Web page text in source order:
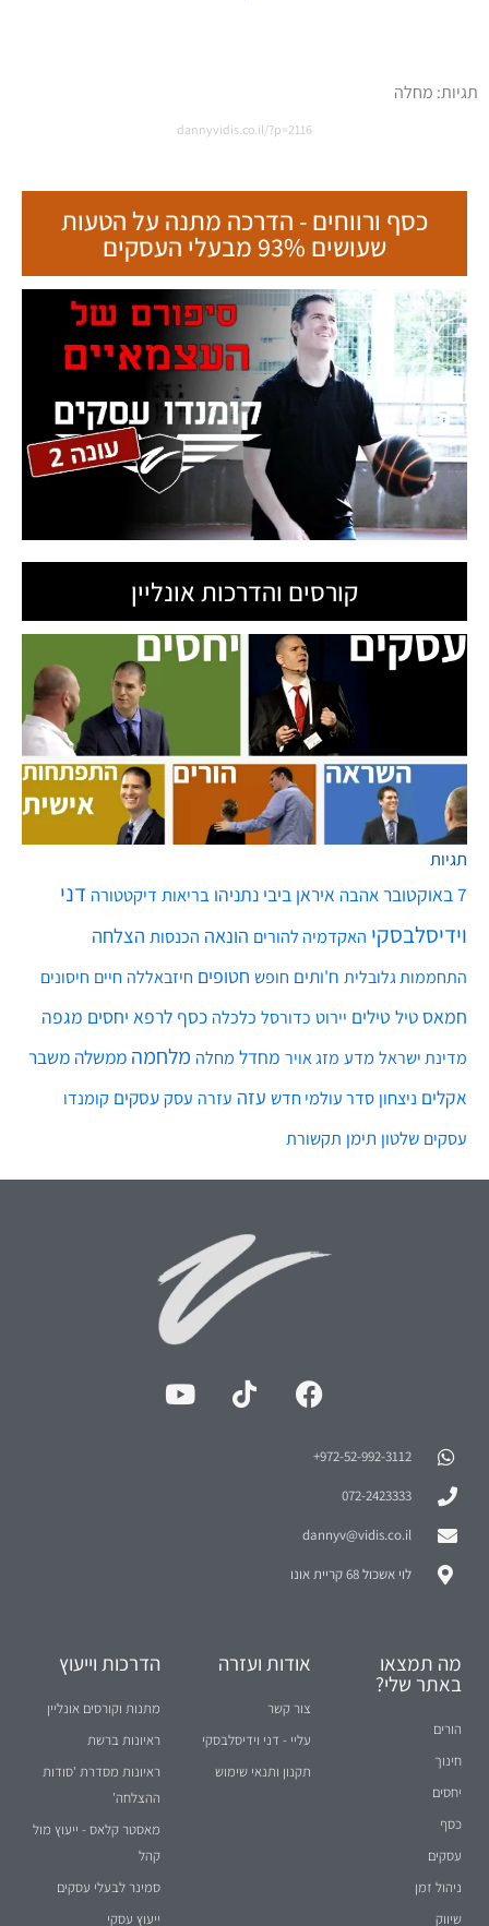
תגיות: מחלה
dannyvidis.co.il/?p=2116
כסף ורווחים - הדרכה מתנה על הטעות
שעושים 93% מבעלי העסקים
קורסים והדרכות אונליין
תגיות
7 באוקטובר אהבה איראן ביבי נתניהו בריאות דיקטטורה דני
וידיסלבסקי האקדמיה להורים הונאה הכנסות הצלחה
התחממות גלובלית ח'ותים חופש חטופים חיזבאללה חיים חיסונים
חמאס טיל טילים יירוט כדורסל כלכלה כסף לרפא יחסים מגפה
מדינת ישראל מדע מזג אויר מחדל מחלה מלחמה ממשלה משבר
אקלים ניצחון סדר עולמי חדש עזה עזרה עסק עסקים קומנדו
עסקים שלטון תימן תקשורת
972-52-992-3112⁩+
072-2423333
dannyv@vidis.co.il
לוי אשכול 68 קריית אונו
מה תמצאו
באתר שלי?
הורים
חינוך
יחסים
כסף
עסקים
ניהול זמן
שיווק
אודות ועזרה
צור קשר
עליי - דני וידיסלבסקי
תקנון ותנאי שימוש
הדרכות וייעוץ
מתנות וקורסים אונליין
ראיונות ברשת
ראיונות מסדרת 'סודות
ההצלחה'
מאסטר קלאס - ייעוץ מול
קהל
סמינר לבעלי עסקים
ייעוץ עסקי